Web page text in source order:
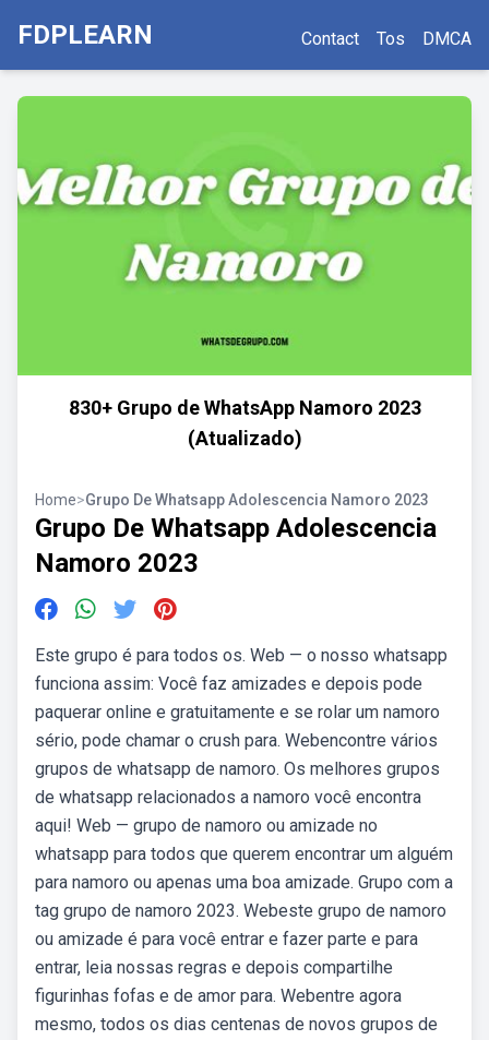
FDPLEARN Contact Tos DMCA
830+ Grupo de WhatsApp Namoro 2023
(Atualizado)
Home>Grupo De Whatsapp Adolescencia Namoro 2023
Grupo De Whatsapp Adolescencia
Namoro 2023
Este grupo é para todos os. Web — o nosso whatsapp
funciona assim: Você faz amizades e depois pode
paquerar online e gratuitamente e se rolar um namoro
sério, pode chamar o crush para. Webencontre vários
grupos de whatsapp de namoro. Os melhores grupos
de whatsapp relacionados a namoro você encontra
aqui! Web — grupo de namoro ou amizade no
whatsapp para todos que querem encontrar um alguém
para namoro ou apenas uma boa amizade. Grupo com a
tag grupo de namoro 2023. Webeste grupo de namoro
ou amizade é para você entrar e fazer parte e para
entrar, leia nossas regras e depois compartilhe
figurinhas fofas e de amor para. Webentre agora
mesmo, todos os dias centenas de novos grupos de